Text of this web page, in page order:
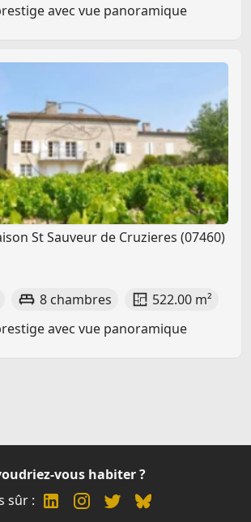
avec vue panoramique
St Sauveur de Cruzieres (07460)
8 chambres
522.00 m²
avec vue panoramique
vous habiter ?
sûr :